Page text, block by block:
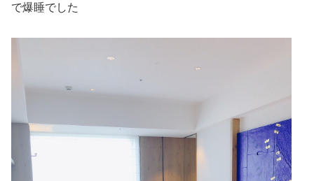
で爆睡でした